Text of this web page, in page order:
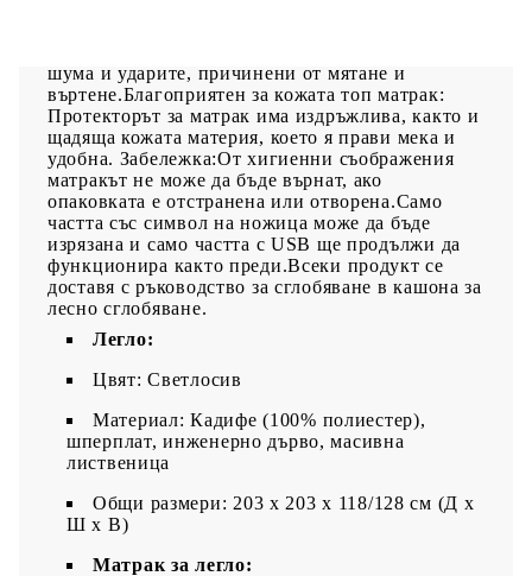
шума и ударите, причинени от мятане и
въртене.Благоприятен за кожата топ матрак:
Протекторът за матрак има издръжлива, както и
щадяща кожата материя, което я прави мека и
удобна. Забележка:От хигиенни съображения
матракът не може да бъде върнат, ако
опаковката е отстранена или отворена.Само
частта със символ на ножица може да бъде
изрязана и само частта с USB ще продължи да
функционира както преди.Всеки продукт се
доставя с ръководство за сглобяване в кашона за
лесно сглобяване.
Легло:
Цвят: Светлосив
Материал: Кадифе (100% полиестер),
шперплат, инженерно дърво, масивна
лиственица
Общи размери: 203 x 203 x 118/128 см (Д x
Ш x В)
Матрак за легло: